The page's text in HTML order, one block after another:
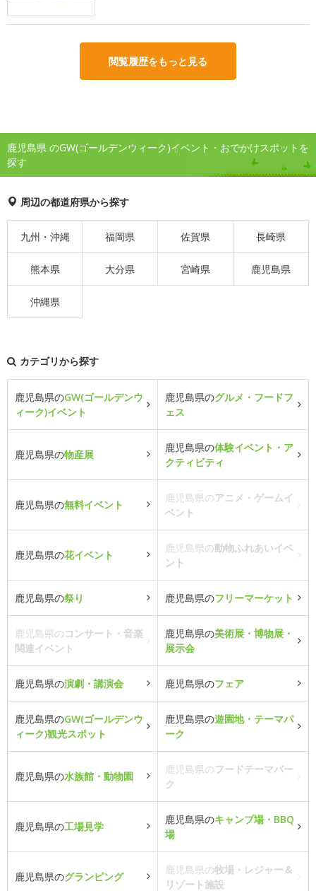
閲覧履歴をもっと見る
鹿児島県 のGW(ゴールデンウィーク)イベント・おでかけスポットを
探す
周辺の都道府県から探す
九州・沖縄 福岡県 佐賀県 長崎県
熊本県 大分県 宮崎県 鹿児島県
沖縄県
カテゴリから探す
鹿児島県のGW(ゴールデンウ
ィーク)イベント
鹿児島県のグルメ・フードフ
ェス
鹿児島県の物産展
鹿児島県の体験イベント・ア
クティビティ
鹿児島県の無料イベント
鹿児島県のアニメ・ゲームイ
ベント
鹿児島県の花イベント
鹿児島県の動物ふれあいイベ
ント
鹿児島県の祭り 鹿児島県のフリーマーケット
鹿児島県のコンサート・音楽
関連イベント
鹿児島県の美術展・博物展・
展示会
鹿児島県の演劇・講演会 鹿児島県のフェア
鹿児島県のGW(ゴールデンウ
ィーク)観光スポット
鹿児島県の遊園地・テーマパ
ーク
鹿児島県の水族館・動物園
鹿児島県のフードテーマパー
ク
鹿児島県の工場見学
鹿児島県のキャンプ場・BBQ
場
鹿児島県のグランピング
鹿児島県の牧場・レジャー＆
リゾート施設